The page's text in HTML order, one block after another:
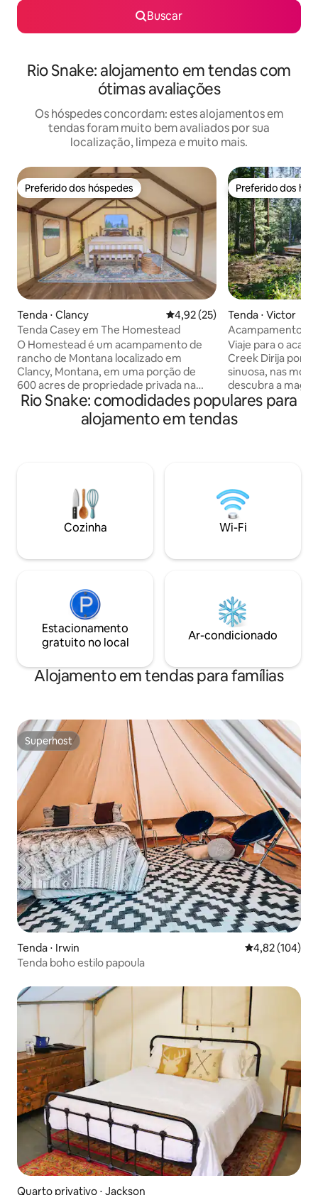
Buscar
Rio Snake: alojamento em tendas com
ótimas avaliações
Os hóspedes concordam: estes alojamentos em
tendas foram muito bem avaliados por sua
localização, limpeza e muito mais.
Preferido dos hóspedes
Preferido dos hóspedes
Tenda ⋅ Clancy 4,92 de uma avaliação média
4,92 (25)
Tenda Casey em The Homestead
O Homestead é um acampamento de
rancho de Montana localizado em
Clancy, Montana, em uma porção de
600 acres de propriedade privada na
fronteira com terras públicas. Pense em
acampamento de luxo para a alma
aventureira! 5 galões de água e uma
caminho entre os Parques Nacionais
Glacier e Yellowstone. Este é o seu
destino de fuga com pôr do sol,
observação da vida selvagem e acesso a
corrida!
Preferido dos
Preferido dos
Tenda ⋅ Victor
Acampamento
Creek:
Viaje para o
Creek Dirija por
sinuosa, nas
descubra a magia
Creek Camp.
oferece a
isolamento
tarefas para trás.
explorando e
de estrelas. Dia de abertura: 21 de maio
de 2025.
Rio Snake: comodidades populares para
alojamento em tendas
Cozinha Wi-Fi
Estacionamento
gratuito no local
Ar-condicionado
Alojamento em tendas para famílias
Superhost
Superhost
Tenda ⋅ Irwin 4,82 de uma
4,82 (104)
Tenda boho estilo papoula
Quarto privativo ⋅ Jackson